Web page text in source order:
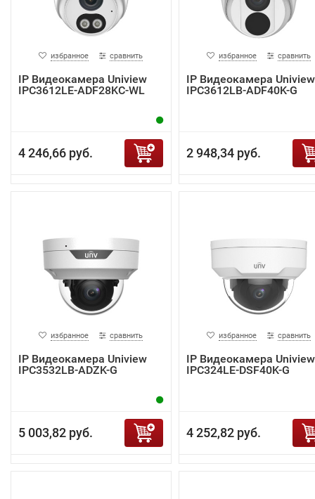
избранное сравнить
IP Видеокамера Uniview
IPC3612LE-ADF28KC-WL
4 246,66 руб.
избранное сравнить
IP Видеокамера Uniview
IPC3612LB-ADF40K-G
2 948,34 руб.
избранное сравнить
IP Видеокамера Uniview
IPC3532LB-ADZK-G
5 003,82 руб.
избранное сравнить
IP Видеокамера Uniview
IPC324LE-DSF40K-G
4 252,82 руб.